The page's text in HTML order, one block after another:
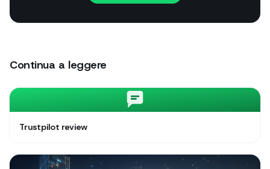
Continua a leggere
Trustpilot review